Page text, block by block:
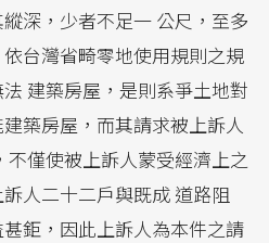
深，少者不足一 公尺，至多
台灣省畸零地使用規則之規
建築房屋，是則系爭土地對
築房屋，而其請求被上訴人
不僅使被上訴人蒙受經濟上之
人二十二戶與既成 道路阻
鉅，因此上訴人為本件之請